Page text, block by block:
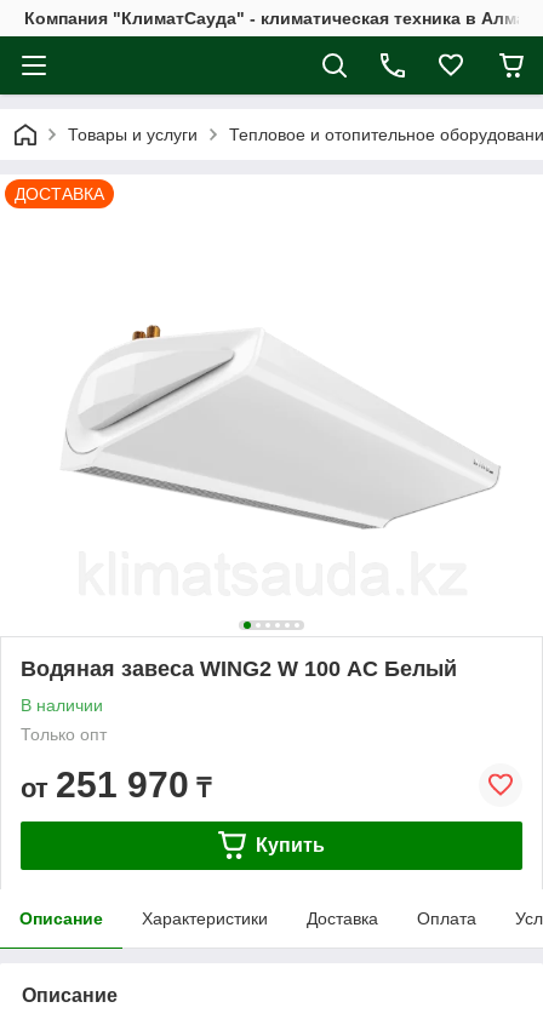
Компания "КлиматСауда" - климатическая техника в
Товары и услуги Тепловое и отопительное
ДОСТАВКА
Водяная завеса WING2 W 100 АС Белый
В наличии
Только опт
от 251 970 ₸
Купить
Описание Характеристики Доставка Оплата
Описание